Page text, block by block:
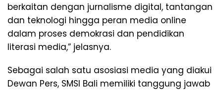
berkaitan dengan jurnalisme digital, tantangan
dan teknologi hingga peran media online
dalam proses demokrasi dan pendidikan
literasi media,” jelasnya.
Sebagai salah satu asosiasi media yang diakui
Dewan Pers, SMSI Bali memiliki tanggung jawab